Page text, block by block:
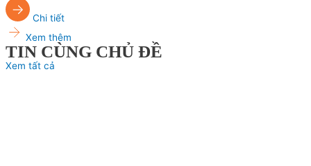
Chi tiết
Xem thêm
TIN CÙNG CHỦ ĐỀ
Xem tất cả